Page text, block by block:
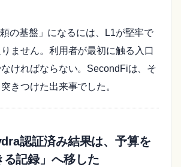
の基盤」になるには、L1が堅牢で
ません。利用者が最初に触る入口
ければならない。SecondFiは、そ
きつけた出来事でした。
認証済み結果は、予算を
る記録」へ移した